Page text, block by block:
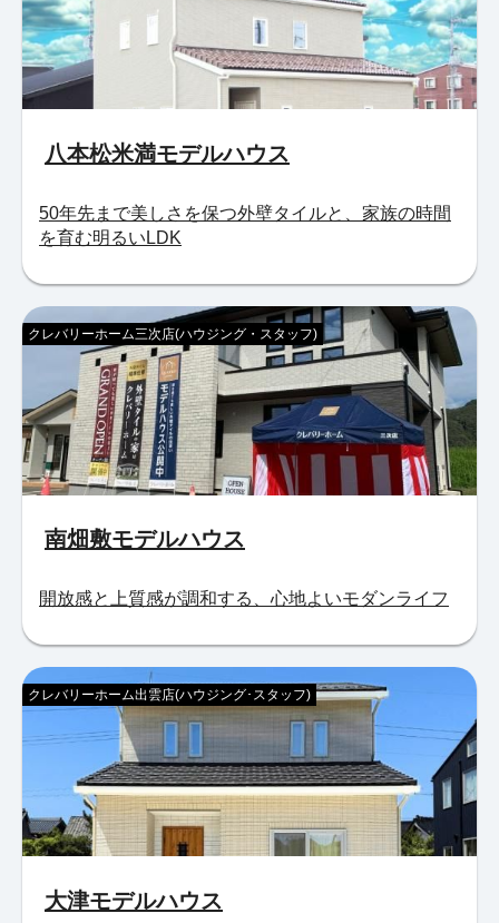
八本松米満モデルハウス
50年先まで美しさを保つ外壁タイルと、家族の時間
を育む明るいLDK
南畑敷モデルハウス
クレバリーホーム三次店(ハウジング・スタッフ)
開放感と上質感が調和する、心地よいモダンライフ
大津モデルハウス
クレバリーホーム出雲店(ハウジング･スタッフ)